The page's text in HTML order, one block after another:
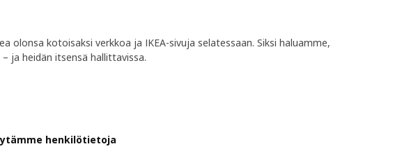
olonsa kotoisaksi verkkoa ja IKEA-sivuja selatessaan. Siksi haluamme,
ja heidän itsensä hallittavissa.
henkilötietoja